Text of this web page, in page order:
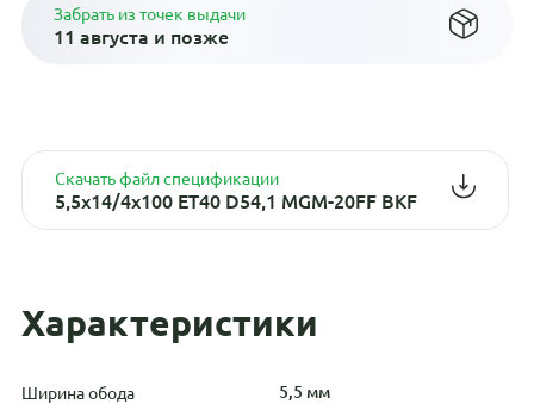
Забрать из точек выдачи
11 августа и позже
Скачать файл спецификации
5,5x14/4x100 ET40 D54,1 MGM-20FF BKF
Характеристики
Ширина обода 5,5 мм